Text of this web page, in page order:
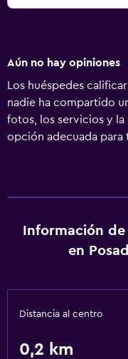
Aún no hay opiniones
Los huéspedes
nadie ha compartido
fotos, los servicios y
opción adecuada para
Información
en
Distancia al centro
0,2 km